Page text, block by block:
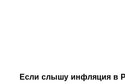
Если слышу инфляция в